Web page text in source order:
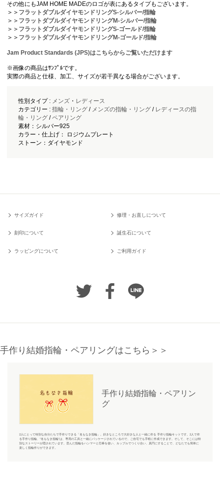
その他にもJAM HOME MADEのロゴが表にあるタイプもございます。
＞＞フラットダブルダイヤモンドリングS-シルバー/指輪
＞＞フラットダブルダイヤモンドリングM-シルバー/指輪
＞＞フラットダブルダイヤモンドリングS-ゴールド/指輪
＞＞フラットダブルダイヤモンドリングM-ゴールド/指輪
Jam Product Standards (JPS)はこちらからご覧いただけます
※画像の商品はｻﾝﾌﾟﾙです。
実際の商品と仕様、加工、サイズが若干異なる場合がございます。
性別タイプ : メンズ・ レディース
カテゴリー : 指輪・リング/ メンズの指輪・リング/ レディースの指
輪・リング/ペアリング
素材：シルバー925
カラー・仕上げ： ロジウムプレート
ストーン：ダイヤモンド
サイズガイド 修理・お直しについて
刻印について 誕生石について
ラッピングについて ご利用ガイド
手作り結婚指輪・ペアリングはこちら＞＞
手作り結婚指輪・ペアリン
グ
2人にとって特別な自分たちで手作りできる「名もなき指輪」。好きなところで大好きな人と一緒に作る 手作り指輪キットです。2人で作
る手作り指輪、“名もなき指輪”は、専用の工具と一緒にパッケージされているので、ご自宅でも手軽に作成できます。そして、そこには特
別なストーリーが隠されています。歪んだ指輪をハンマーと芯棒を使い、カップルでつくり合い、真円にすることで、どなたでも簡単に
楽しく指輪作りができます。